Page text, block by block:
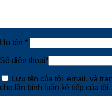
Họ tên *
Số điện thoại*
Lưu tên của tôi, email, và
cho lần bình luận kế tiếp của tôi.